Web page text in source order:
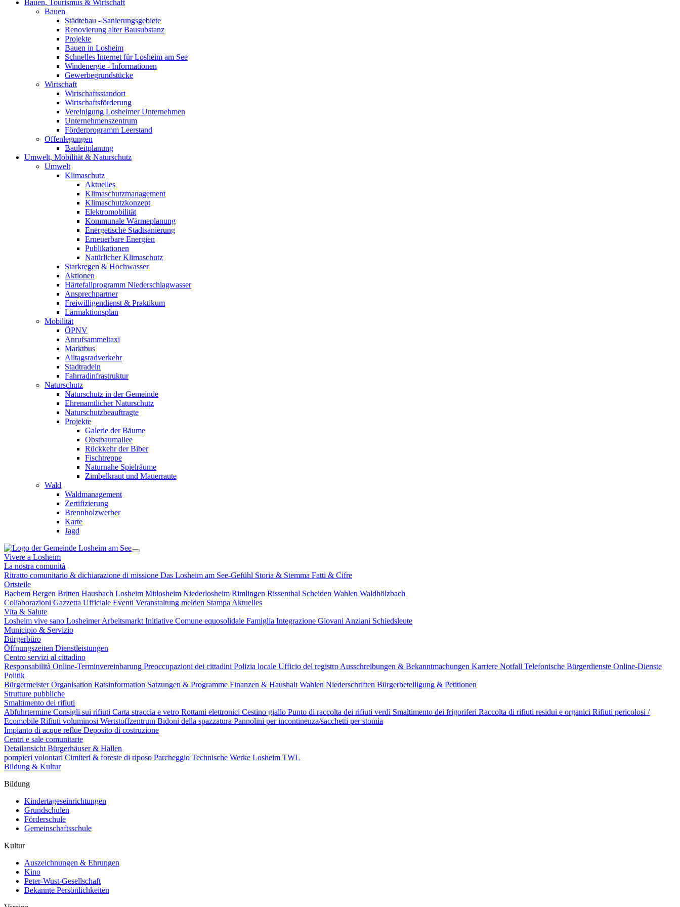
Bauen, Tourismus & Wirtschaft
Bauen
Städtebau - Sanierungsgebiete
Renovierung alter Bausubstanz
Projekte
Bauen in Losheim
Schnelles Internet für Losheim am See
Windenergie - Informationen
Gewerbegrundstücke
Wirtschaft
Wirtschaftsstandort
Wirtschaftsförderung
Vereinigung Losheimer Unternehmen
Unternehmenszentrum
Förderprogramm Leerstand
Offenlegungen
Bauleitplanung
Umwelt, Mobilität & Naturschutz
Umwelt
Klimaschutz
Aktuelles
Klimaschutzmanagement
Klimaschutzkonzept
Elektromobilität
Kommunale Wärmeplanung
Energetische Stadtsanierung
Erneuerbare Energien
Publikationen
Natürlicher Klimaschutz
Starkregen & Hochwasser
Aktionen
Härtefallprogramm Niederschlagwasser
Ansprechpartner
Freiwilligendienst & Praktikum
Lärmaktionsplan
Mobilität
ÖPNV
Anrufsammeltaxi
Marktbus
Alltagsradverkehr
Stadtradeln
Fahrradinfrastruktur
Naturschutz
Naturschutz in der Gemeinde
Ehrenamtlicher Naturschutz
Naturschutzbeauftragte
Projekte
Galerie der Bäume
Obstbaumallee
Rückkehr der Biber
Fischtreppe
Naturnahe Spielräume
Zimbelkraut und Mauerraute
Wald
Waldmanagement
Zertifizierung
Brennholzwerber
Karte
Jagd
Vivere a Losheim
La nostra comunità
Ritratto comunitario & dichiarazione di missione Das Losheim am See-Gefühl Storia & Stemma Fatti & Cifre
Ortsteile
Bachem Bergen Britten Hausbach Losheim Mitlosheim Niederlosheim Rimlingen Rissenthal Scheiden Wahlen Waldhölzbach
Collaborazioni Gazzetta Ufficiale Eventi Veranstaltung melden Stampa Aktuelles
Vita & Salute
Losheim vive sano Losheimer Arbeitsmarkt Initiative Comune equosolidale Famiglia Integrazione Giovani Anziani Schiedsleute
Municipio & Servizio
Bürgerbüro
Öffnungszeiten Dienstleistungen
Centro servizi al cittadino
Responsabilità Online-Terminvereinbarung Preoccupazioni dei cittadini Polizia locale Ufficio del registro Ausschreibungen & Bekanntmachungen Karriere Notfall Telefonische Bürgerdienste Online-Dienste
Politik
BürgermeisterOrganisation Ratsinformation Satzungen & Programme Finanzen & Haushalt Wahlen Niederschriften Bürgerbeteiligung & Petitionen
Strutture pubbliche
Smaltimento dei rifiuti
Abfuhrtermine Consigli sui rifiuti Carta straccia e vetro Rottami elettronici Cestino giallo Punto di raccolta dei rifiuti verdi Smaltimento dei frigoriferi Raccolta di rifiuti residui e organici Rifiuti pericolosi /
Ecomobile Rifiuti voluminosi Wertstoffzentrum Bidoni della spazzatura Pannolini per incontinenza/sacchetti per stomia
Impianto di acque reflue Deposito di costruzione
Centri e sale comunitarie
Detailansicht Bürgerhäuser & Hallen
pompieri volontari Cimiteri & foreste di riposo Parcheggio Technische Werke Losheim TWL
Bildung & Kultur
Bildung
Kindertageseinrichtungen
Grundschulen
Förderschule
Gemeinschaftsschule
Kultur
Auszeichnungen & Ehrungen
Kino
Peter-Wust-Gesellschaft
Bekannte Persönlichkeiten